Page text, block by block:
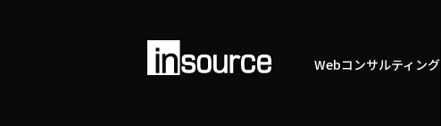
Webコンサルティング